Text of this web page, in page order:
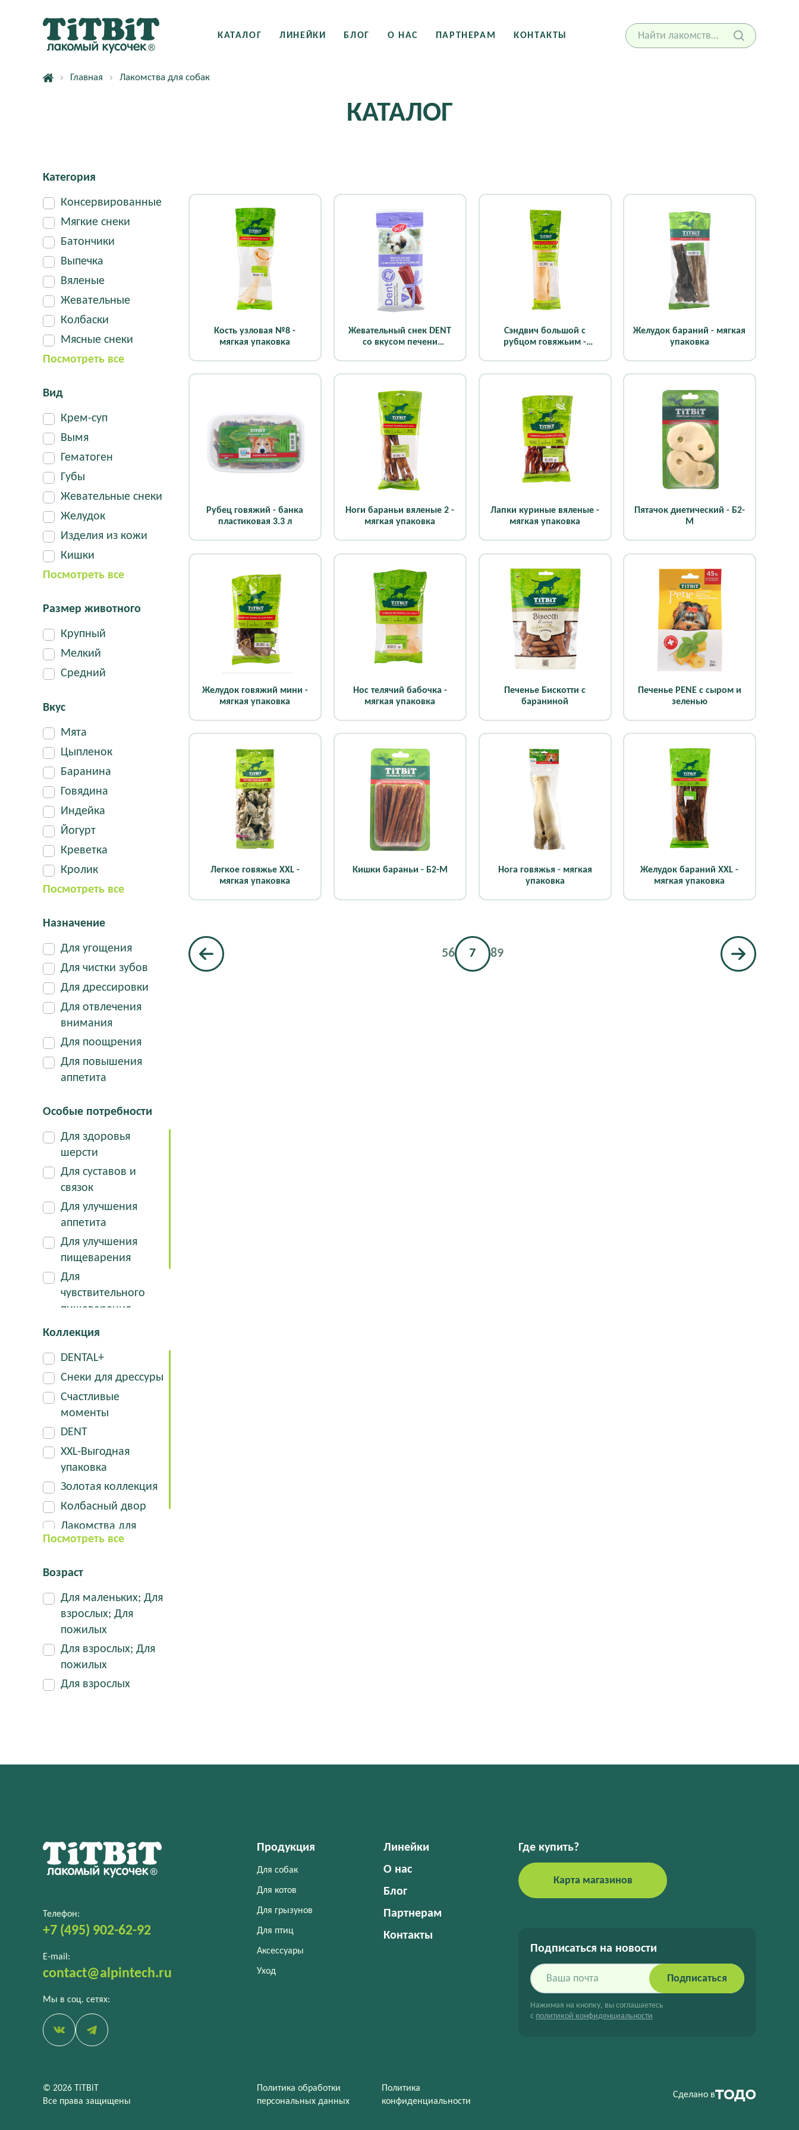
КАТАЛОГ ЛИНЕЙКИ БЛОГ О НАС ПАРТНЕРАМ КОНТАКТЫ
Главная Лакомства для собак
КАТАЛОГ
Категория
Консервированные
Мягкие снеки
Батончики
Выпечка
Вяленые
Жевательные
Колбаски
Мясные снеки
Посмотреть все
Вид
Крем-суп
Вымя
Гематоген
Губы
Жевательные снеки
Желудок
Изделия из кожи
Кишки
Посмотреть все
Размер животного
Крупный
Мелкий
Средний
Вкус
Мята
Цыпленок
Баранина
Говядина
Индейка
Йогурт
Креветка
Кролик
Посмотреть все
Назначение
Для угощения
Для чистки зубов
Для дрессировки
Для отвлечения
внимания
Для поощрения
Для повышения
аппетита
Особые потребности
Для здоровья
шерсти
Для суставов и
связок
Для улучшения
аппетита
Для улучшения
пищеварения
Для
чувствительного
пищеварения
Долгоиграющие
Коллекция
DENTAL+
Снеки для дрессуры
Счастливые
моменты
DENT
XXL-Выгодная
упаковка
Золотая коллекция
Колбасный двор
Лакомства для
мини-пород
Посмотреть все
Возраст
Для маленьких; Для
взрослых; Для
пожилых
Для взрослых; Для
пожилых
Для взрослых
Кость узловая №8 -
мягкая упаковка
Жевательный снек DENT
со вкусом печени
Сэндвич большой с
рубцом говяжьим -
Желудок бараний - мягкая
упаковка
Рубец говяжий - банка
пластиковая 3.3 л
Ноги бараньи вяленые 2 -
мягкая упаковка
Лапки куриные вяленые -
мягкая упаковка
Пятачок диетический - Б2-
M
Желудок говяжий мини -
мягкая упаковка
Нос телячий бабочка -
мягкая упаковка
Печенье Бискотти с
бараниной
Печенье PENE с сыром и
зеленью
Легкое говяжье XXL -
мягкая упаковка
Кишки бараньи - Б2-M
Нога говяжья - мягкая
упаковка
Желудок бараний XXL -
мягкая упаковка
56 7 89
Телефон:
+7 (495) 902-62-92
E-mail:
contact@alpintech.ru
Мы в соц. сетях:
Продукция
Для собак
Для котов
Для грызунов
Для птиц
Аксессуары
Уход
Линейки
О нас
Блог
Партнерам
Контакты
Где купить?
Карта магазинов
Подписаться на новости
Подписаться
Нажимая на кнопку, вы соглашаетесь
с политикой конфиденциальности
© 2026 TiTBiT
Все права защищены
Политика обработки
персональных данных
Политика
конфиденциальности
Сделано в